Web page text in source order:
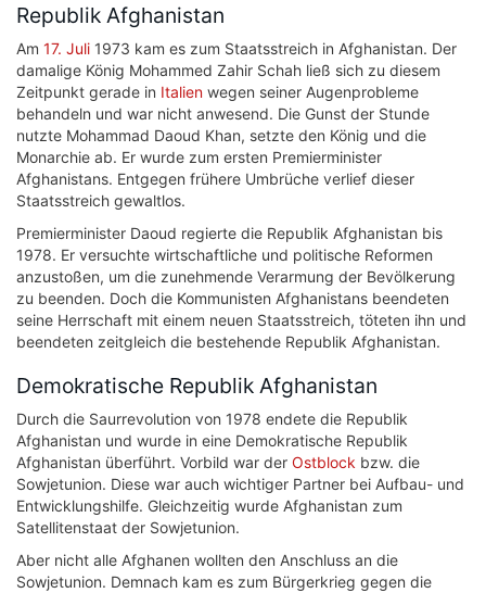
Republik Afghanistan
Am 17. Juli 1973 kam es zum Staatsstreich in Afghanistan. Der
damalige König Mohammed Zahir Schah ließ sich zu diesem
Zeitpunkt gerade in Italien wegen seiner Augenprobleme
behandeln und war nicht anwesend. Die Gunst der Stunde
nutzte Mohammad Daoud Khan, setzte den König und die
Monarchie ab. Er wurde zum ersten Premierminister
Afghanistans. Entgegen frühere Umbrüche verlief dieser
Staatsstreich gewaltlos.
Premierminister Daoud regierte die Republik Afghanistan bis
1978. Er versuchte wirtschaftliche und politische Reformen
anzustoßen, um die zunehmende Verarmung der Bevölkerung
zu beenden. Doch die Kommunisten Afghanistans beendeten
seine Herrschaft mit einem neuen Staatsstreich, töteten ihn und
beendeten zeitgleich die bestehende Republik Afghanistan.
Demokratische Republik Afghanistan
Durch die Saurrevolution von 1978 endete die Republik
Afghanistan und wurde in eine Demokratische Republik
Afghanistan überführt. Vorbild war der Ostblock bzw. die
Sowjetunion. Diese war auch wichtiger Partner bei Aufbau- und
Entwicklungshilfe. Gleichzeitig wurde Afghanistan zum
Satellitenstaat der Sowjetunion.
Aber nicht alle Afghanen wollten den Anschluss an die
Sowjetunion. Demnach kam es zum Bürgerkrieg gegen die